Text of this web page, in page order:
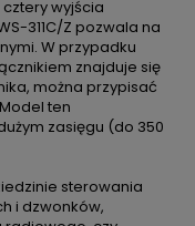
wyjścia
311C/Z pozwala na
W przypadku
znajduje się
można przypisać
ten
zasięgu (do 350
sterowania
i dzwonków,